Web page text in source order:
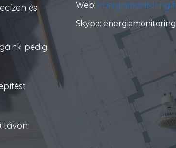
és
pedig
távon
Web:
Skype: